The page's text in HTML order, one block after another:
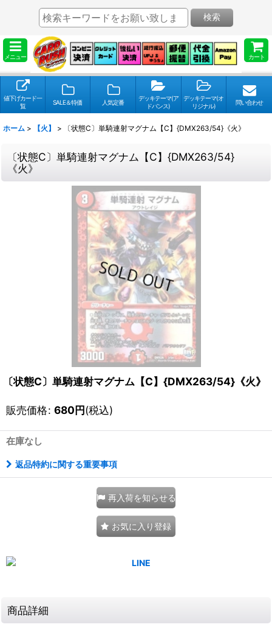
メニュー カート
検索
値下げカード一
覧
SALE＆特価 人気定番
デッキテーマ(ア
ドバンス)
デッキテーマ(オ
リジナル)
問い合わせ
ホーム > 【火】 > 〔状態C〕単騎連射マグナム【C】{DMX263/54}《火》
〔状態C〕単騎連射マグナム【C】{DMX263/54}
《火》
〔状態C〕単騎連射マグナム【C】{DMX263/54}《火》
販売価格: 680円(税込)
在庫なし
返品特約に関する重要事項
再入荷を知らせる
お気に入り登録
商品詳細